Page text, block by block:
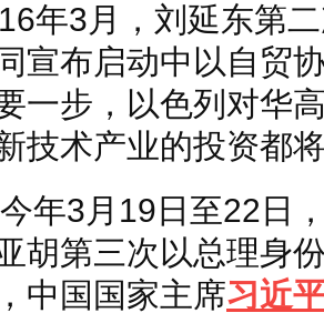
年3月，刘延东第
宣布启动中以自贸
一步，以色列对华
技术产业的投资都
今年3月19日至22日
胡第三次以总理身
中国国家主席习近